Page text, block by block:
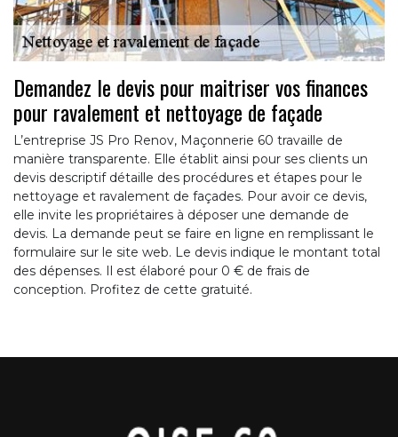
Demandez le devis pour maitriser vos finances
pour ravalement et nettoyage de façade
L’entreprise JS Pro Renov, Maçonnerie 60 travaille de
manière transparente. Elle établit ainsi pour ses clients un
devis descriptif détaille des procédures et étapes pour le
nettoyage et ravalement de façades. Pour avoir ce devis,
elle invite les propriétaires à déposer une demande de
devis. La demande peut se faire en ligne en remplissant le
formulaire sur le site web. Le devis indique le montant total
des dépenses. Il est élaboré pour 0 € de frais de
conception. Profitez de cette gratuité.